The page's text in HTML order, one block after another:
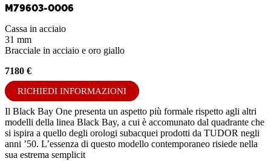
M79603-0006
Cassa in acciaio
31 mm
Bracciale in acciaio e oro giallo
7180 €
RICHIEDI INFORMAZIONI
Il Black Bay One presenta un aspetto più formale rispetto agli altri
modelli della linea Black Bay, a cui è accomunato dal quadrante che
si ispira a quello degli orologi subacquei prodotti da TUDOR negli
anni ’50. L’essenza di questo modello contemporaneo risiede nella
sua estrema semplicit